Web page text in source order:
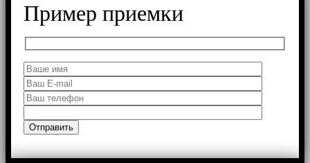
Пример приемки